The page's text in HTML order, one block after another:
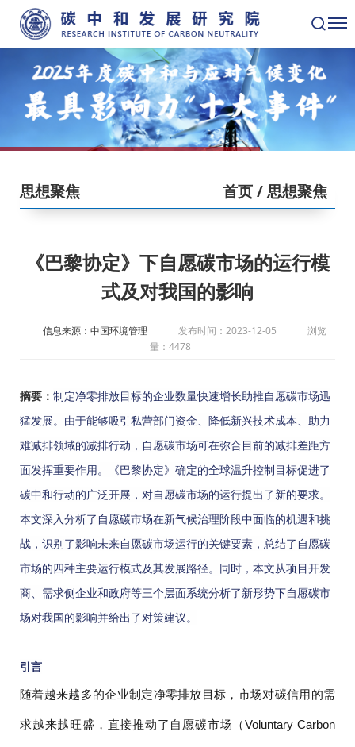
思想聚焦 首页/ 思想聚焦
《巴黎协定》下自愿碳市场的运行模
式及对我国的影响
信息来源：中国环境管理 发布时间：2023-12-05
浏览
量：4478
摘要： 制定净零排放目标的企业数量快速增长助推自愿碳市场迅
猛发展。由于能够吸引私营部门资金、降低新兴技术成本、助力
难减排领域的减排行动，自愿碳市场可在弥合目前的减排差距方
面发挥重要作用。《巴黎协定》确定的全球温升控制目标促进了
碳中和行动的广泛开展，对自愿碳市场的运行提出了新的要求。
本文深入分析了自愿碳市场在新气候治理阶段中面临的机遇和挑
战，识别了影响未来自愿碳市场运行的关键要素，总结了自愿碳
市场的四种主要运行模式及其发展路径。同时，本文从项目开发
商、需求侧企业和政府等三个层面系统分析了新形势下自愿碳市
场对我国的影响并给出了对策建议。
引言
随着越来越多的企业制定净零排放目标，市场对碳信用的需
求越来越旺盛，直接推动了自愿碳市场（Voluntary Carbon